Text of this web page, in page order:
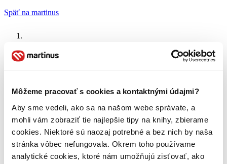
Môžeme pracovať s cookies a kontaktnými údajmi?
Aby sme vedeli, ako sa na našom webe správate, a
mohli vám zobraziť tie najlepšie tipy na knihy, zbierame
cookies. Niektoré sú naozaj potrebné a bez nich by naša
stránka vôbec nefungovala. Okrem toho používame
analytické cookies, ktoré nám umožňujú zisťovať, ako
Späť na martinus
Cesta do krajiny Oz
Náš príbeh
Náš zmysel
Galéria Martinusu
Zodpovednosť
Sme B Corp
Pomáhame ďalej